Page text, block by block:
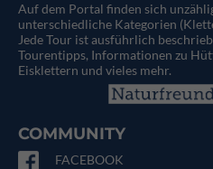
Auf dem Portal finden sich
unterschiedliche Kategorien
Jede Tour ist ausführlich
Tourentipps, Informationen zu
Eisklettern und vieles mehr.
COMMUNITY
FACEBOOK